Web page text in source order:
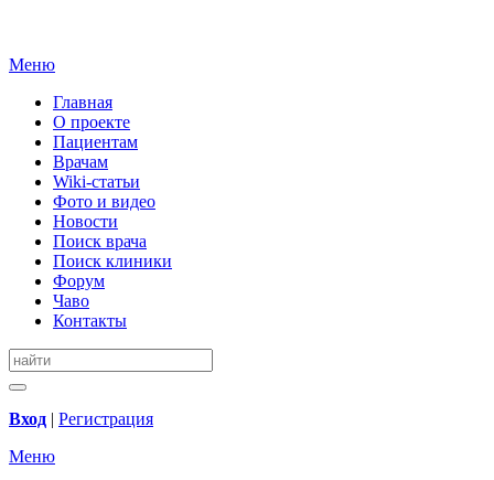
Меню
Главная
О проекте
Пациентам
Врачам
Wiki-статьи
Фото и видео
Новости
Поиск врача
Поиск клиники
Форум
Чаво
Контакты
Вход | Регистрация
Меню